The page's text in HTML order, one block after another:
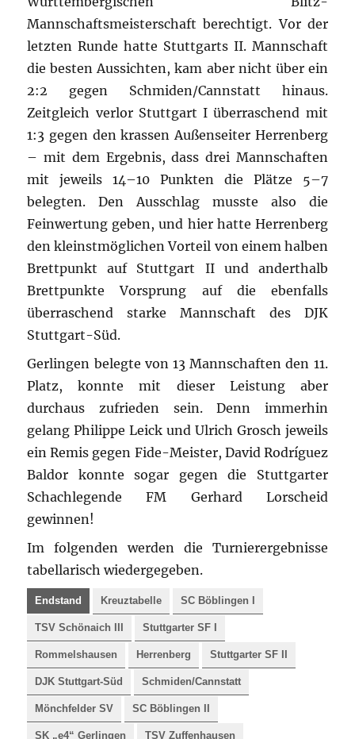
Mannschaftsmeisterschaft berechtigt. Vor der
letzten Runde hatte Stuttgarts II. Mannschaft
die besten Aussichten, kam aber nicht über ein
2:2 gegen Schmiden/Cannstatt hinaus.
Zeitgleich verlor Stuttgart I überraschend mit
1:3 gegen den krassen Außenseiter Herrenberg
– mit dem Ergebnis, dass drei Mannschaften
mit jeweils 14–10 Punkten die Plätze 5–7
belegten. Den Ausschlag musste also die
Feinwertung geben, und hier hatte Herrenberg
den kleinstmöglichen Vorteil von einem halben
Brettpunkt auf Stuttgart II und anderthalb
Brettpunkte Vorsprung auf die ebenfalls
überraschend starke Mannschaft des DJK
Stuttgart-Süd.
Gerlingen belegte von 13 Mannschaften den 11.
Platz, konnte mit dieser Leistung aber
durchaus zufrieden sein. Denn immerhin
gelang Philippe Leick und Ulrich Grosch jeweils
ein Remis gegen Fide-Meister, David Rodríguez
Baldor konnte sogar gegen die Stuttgarter
Schachlegende FM Gerhard Lorscheid
gewinnen!
Im folgenden werden die Turnierergebnisse
tabellarisch wiedergegeben.
Endstand Kreuztabelle SC Böblingen I
TSV Schönaich III Stuttgarter SF I
Rommelshausen Herrenberg Stuttgarter SF II
DJK Stuttgart-Süd Schmiden/Cannstatt
Mönchfelder SV SC Böblingen II
SK „e4“ Gerlingen TSV Zuffenhausen